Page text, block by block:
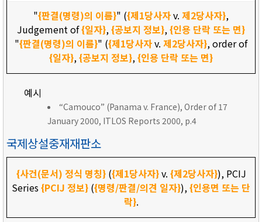
"{판결(명령)의 이름}" ({제1당사자v. 제2당사자},
Judgement of{일자},{공보지 정보},{인용 단락 또는 면}
"{판결(명령)의 이름}" ({제1당사자v. 제2당사자}, order of
{일자},{공보지 정보},{인용 단락 또는 면}
예시
“Camouco” (Panama v. France), Order of 17
January 2000, ITLOS Reports 2000, p.4
국제상설중재재판소
{사건(문서) 정식 명칭}({제1당사자}v. {제2당사자}), PCIJ
Series{PCIJ 정보} ({명령/판결/의견 일자}),{인용면 또는 단
락}.